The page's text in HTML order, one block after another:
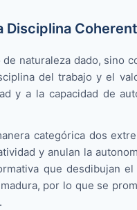
Disciplina
naturaleza dado, sino
del trabajo y el
y a la capacidad de
categórica dos
y anulan la
que desdibujan
por lo que se